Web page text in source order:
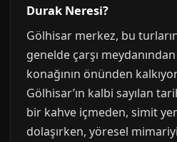
Durak Neresi?
Gölhisar merkez, bu
genelde çarşı
konağının önünden
Gölhisar’ın kalbi sayılan
bir kahve içmeden, simit
dolaşırken, yöresel